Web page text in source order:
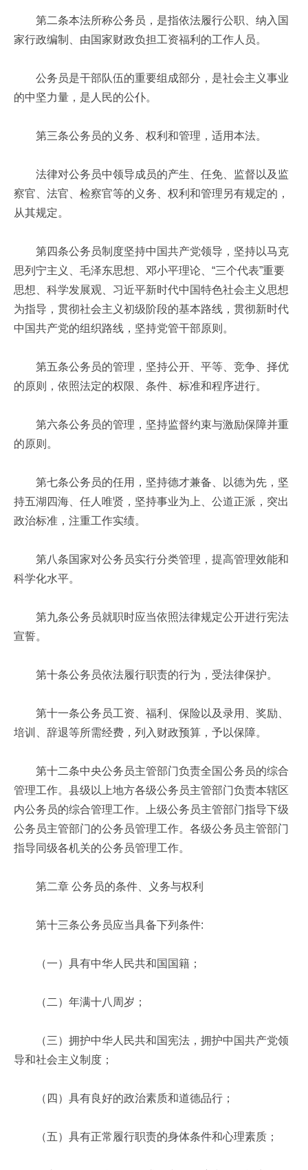
第二条本法所称公务员，是指依法履行公职、纳入国
家行政编制、由国家财政负担工资福利的工作人员。
公务员是干部队伍的重要组成部分，是社会主义事业
的中坚力量，是人民的公仆。
第三条公务员的义务、权利和管理，适用本法。
法律对公务员中领导成员的产生、任免、监督以及监
察官、法官、检察官等的义务、权利和管理另有规定的，
从其规定。
第四条公务员制度坚持中国共产党领导，坚持以马克
思列宁主义、毛泽东思想、邓小平理论、“三个代表”重要
思想、科学发展观、习近平新时代中国特色社会主义思想
为指导，贯彻社会主义初级阶段的基本路线，贯彻新时代
中国共产党的组织路线，坚持党管干部原则。
第五条公务员的管理，坚持公开、平等、竞争、择优
的原则，依照法定的权限、条件、标准和程序进行。
第六条公务员的管理，坚持监督约束与激励保障并重
的原则。
第七条公务员的任用，坚持德才兼备、以德为先，坚
持五湖四海、任人唯贤，坚持事业为上、公道正派，突出
政治标准，注重工作实绩。
第八条国家对公务员实行分类管理，提高管理效能和
科学化水平。
第九条公务员就职时应当依照法律规定公开进行宪法
宣誓。
第十条公务员依法履行职责的行为，受法律保护。
第十一条公务员工资、福利、保险以及录用、奖励、
培训、辞退等所需经费，列入财政预算，予以保障。
第十二条中央公务员主管部门负责全国公务员的综合
管理工作。县级以上地方各级公务员主管部门负责本辖区
内公务员的综合管理工作。上级公务员主管部门指导下级
公务员主管部门的公务员管理工作。各级公务员主管部门
指导同级各机关的公务员管理工作。
第二章 公务员的条件、义务与权利
第十三条公务员应当具备下列条件:
（一）具有中华人民共和国国籍；
（二）年满十八周岁；
（三）拥护中华人民共和国宪法，拥护中国共产党领
导和社会主义制度；
（四）具有良好的政治素质和道德品行；
（五）具有正常履行职责的身体条件和心理素质；